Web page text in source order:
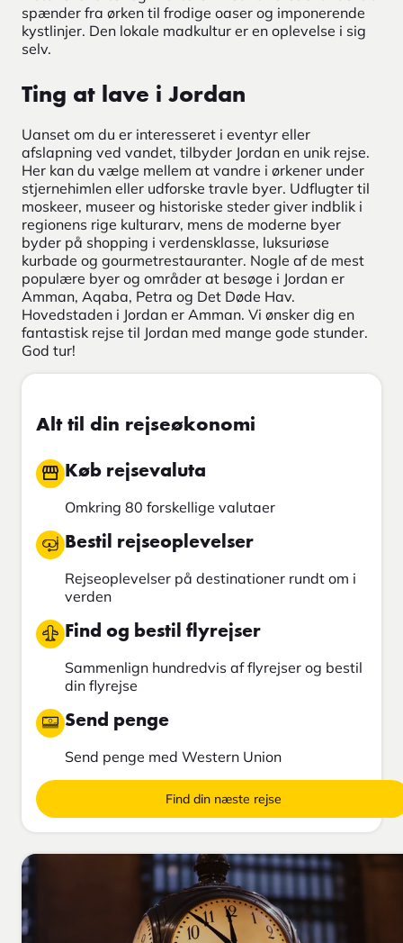
spænder fra ørken til frodige oaser og imponerende
kystlinjer. Den lokale madkultur er en oplevelse i sig
selv.
Ting at lave i Jordan
Uanset om du er interesseret i eventyr eller
afslapning ved vandet, tilbyder Jordan en unik rejse.
Her kan du vælge mellem at vandre i ørkener under
stjernehimlen eller udforske travle byer. Udflugter til
moskeer, museer og historiske steder giver indblik i
regionens rige kulturarv, mens de moderne byer
byder på shopping i verdensklasse, luksuriøse
kurbade og gourmetrestauranter. Nogle af de mest
populære byer og områder at besøge i Jordan er
Amman, Aqaba, Petra og Det Døde Hav.
Hovedstaden i Jordan er Amman. Vi ønsker dig en
fantastisk rejse til Jordan med mange gode stunder.
God tur!
Alt til din rejseøkonomi
Køb rejsevaluta
Omkring 80 forskellige valutaer
Bestil rejseoplevelser
Rejseoplevelser på destinationer rundt om i
verden
Find og bestil flyrejser
Sammenlign hundredvis af flyrejser og bestil
din flyrejse
Send penge
Send penge med Western Union
Find din næste rejse